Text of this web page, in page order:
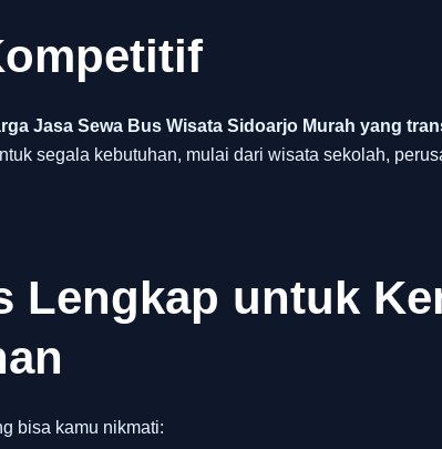
Jasa Sewa Bus Wisata Sidoarjo Murah yang
segala kebutuhan, mulai dari wisata sekolah,
Lengkap untuk
bisa kamu nikmati: